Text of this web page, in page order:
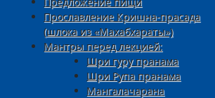
Прославление Кришна-прасада
(шлока из «Махабхараты»)
Мантры перед лекцией:
Шри гуру пранама
Шри Рупа пранама
Мангалачарана